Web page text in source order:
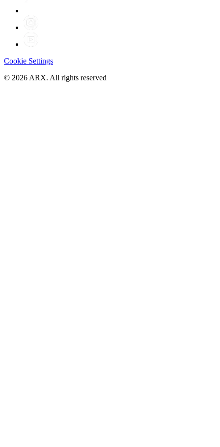
Cookie Settings
© 2026 ARX. All rights reserved